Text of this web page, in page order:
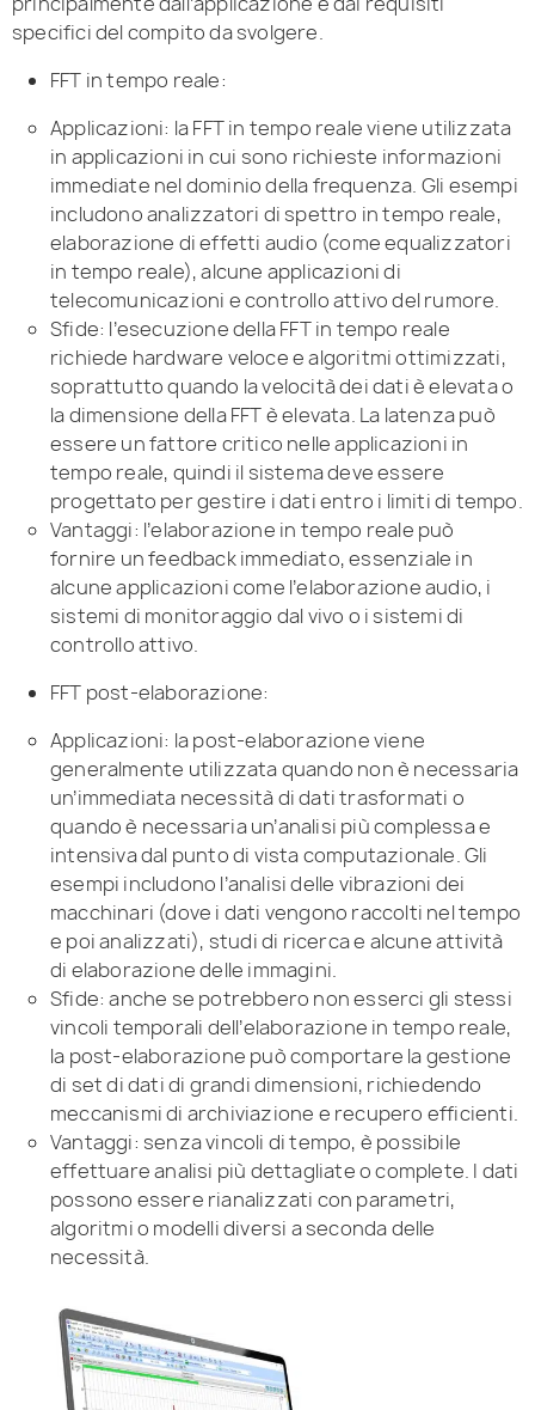
specifici del compito da svolgere.
FFT in tempo reale:
Applicazioni: la FFT in tempo reale viene utilizzata
in applicazioni in cui sono richieste informazioni
immediate nel dominio della frequenza. Gli esempi
includono analizzatori di spettro in tempo reale,
elaborazione di effetti audio (come equalizzatori
in tempo reale), alcune applicazioni di
telecomunicazioni e controllo attivo del rumore.
Sfide: l’esecuzione della FFT in tempo reale
richiede hardware veloce e algoritmi ottimizzati,
soprattutto quando la velocità dei dati è elevata o
la dimensione della FFT è elevata. La latenza può
essere un fattore critico nelle applicazioni in
tempo reale, quindi il sistema deve essere
progettato per gestire i dati entro i limiti di tempo.
Vantaggi: l’elaborazione in tempo reale può
fornire un feedback immediato, essenziale in
alcune applicazioni come l’elaborazione audio, i
sistemi di monitoraggio dal vivo o i sistemi di
controllo attivo.
FFT post-elaborazione:
Applicazioni: la post-elaborazione viene
generalmente utilizzata quando non è necessaria
un’immediata necessità di dati trasformati o
quando è necessaria un’analisi più complessa e
intensiva dal punto di vista computazionale. Gli
esempi includono l’analisi delle vibrazioni dei
macchinari (dove i dati vengono raccolti nel tempo
e poi analizzati), studi di ricerca e alcune attività
di elaborazione delle immagini.
Sfide: anche se potrebbero non esserci gli stessi
vincoli temporali dell’elaborazione in tempo reale,
la post-elaborazione può comportare la gestione
di set di dati di grandi dimensioni, richiedendo
meccanismi di archiviazione e recupero efficienti.
Vantaggi: senza vincoli di tempo, è possibile
effettuare analisi più dettagliate o complete. I dati
possono essere rianalizzati con parametri,
algoritmi o modelli diversi a seconda delle
necessità.